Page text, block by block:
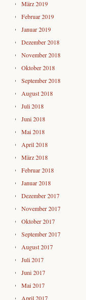
März 2019
Februar 2019
Januar 2019
Dezember 2018
November 2018
Oktober 2018
September 2018
August 2018
Juli 2018
Juni 2018
Mai 2018
April 2018
März 2018
Februar 2018
Januar 2018
Dezember 2017
November 2017
Oktober 2017
September 2017
August 2017
Juli 2017
Juni 2017
Mai 2017
April 2017